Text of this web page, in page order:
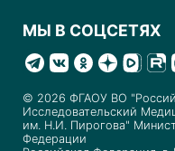
МЫ В СОЦСЕТЯХ
© 2026 ФГАОУ ВО
Исследовательский
им. Н.И. Пирогова"
Федерации